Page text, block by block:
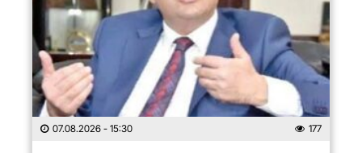
07.08.2026 - 15:30 177